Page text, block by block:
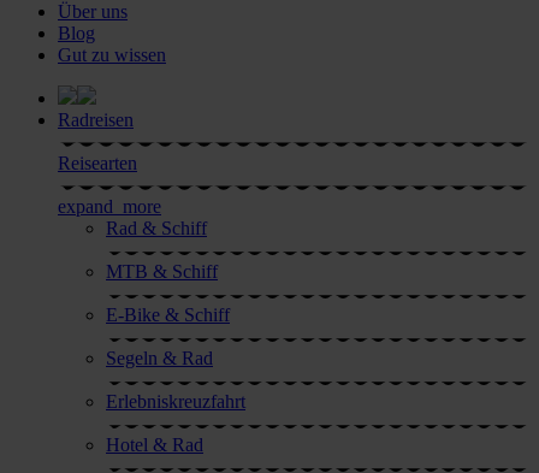
Über uns
Blog
Gut zu wissen
Radreisen
Reisearten
expand_more
Rad & Schiff
MTB & Schiff
E-Bike & Schiff
Segeln & Rad
Erlebnis­kreuzfahrt
Hotel & Rad